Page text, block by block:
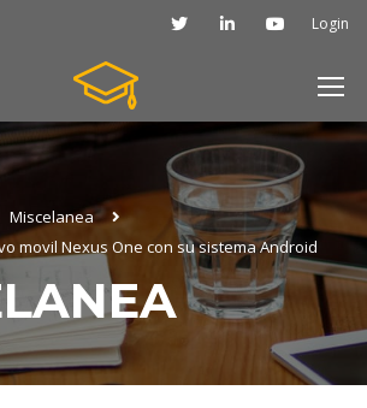
Login
Miscelanea
movil Nexus One con su sistema Android